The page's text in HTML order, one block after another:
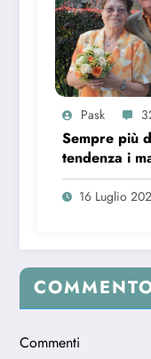
Pask
Sempre più
tendenza i
over 65 in
16 Luglio
Commenti